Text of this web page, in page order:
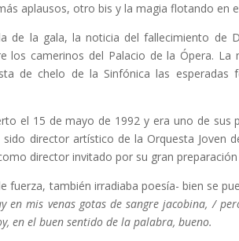
aplausos, otro bis y la magia flotando en
la gala, la noticia del fallecimiento de
los camerinos del Palacio de la Ópera.
de chelo de la Sinfónica las esperadas
el 15 de mayo de 1992 y era uno de sus
sido director artístico de la Orquesta Joven
director invitado por su gran
también irradiaba poesía- bien se
en mis venas gotas de sangre jacobina, /
en el buen sentido de la palabra, bueno.